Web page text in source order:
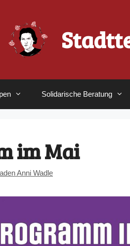
Solidarische Beratung
im Mai
Anni Wadle